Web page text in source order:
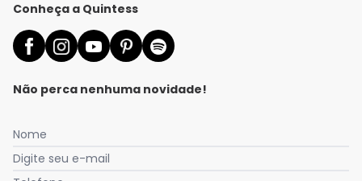
Conheça a Quintess
Não perca nenhuma novidade!
Nome
Digite seu e-mail